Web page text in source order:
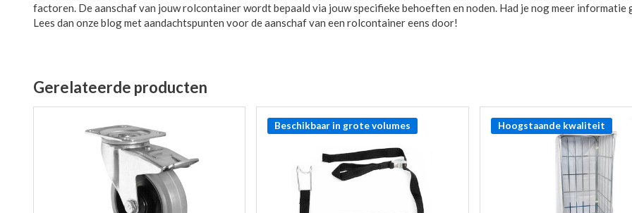
factoren. De aanschaf van jouw rolcontainer wordt bepaald via jouw specifieke behoeften en noden. Had je nog meer informatie
Lees dan onze blog met aandachtspunten voor de aanschaf van een rolcontainer eens door!
Gerelateerde producten
Beschikbaar in grote volumes Hoogstaande kwaliteit